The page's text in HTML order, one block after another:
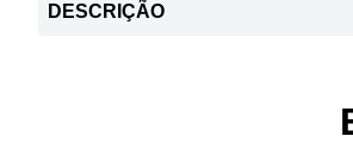
DESCRIÇÃO